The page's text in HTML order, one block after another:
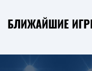
БЛИЖАЙШИЕ